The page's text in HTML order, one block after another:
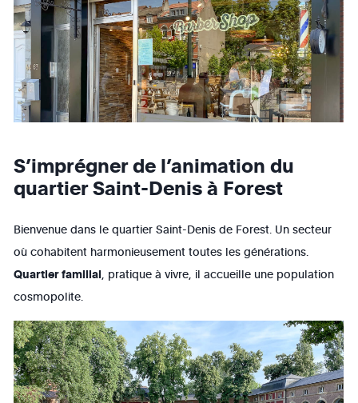
S’imprégner de l’animation du
quartier Saint-Denis à Forest
Bienvenue dans le quartier Saint-Denis de Forest. Un secteur
où cohabitent harmonieusement toutes les générations.
Quartier familial, pratique à vivre, il accueille une population
cosmopolite.